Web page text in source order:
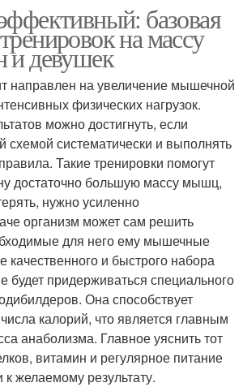
базовая
на массу
и девушек
направлен на увеличение мышечной
физических нагрузок.
можно достигнуть, если
схемой систематически и выполнять
Такие тренировки помогут
достаточно большую массу мышц,
нужно усиленно
организм может сам решить
для него ему мышечные
качественного и быстрого набора
придерживаться специального
Она способствует
калорий, что является главным
анаболизма. Главное уяснить тот
витамин и регулярное питание
желаемому результату.